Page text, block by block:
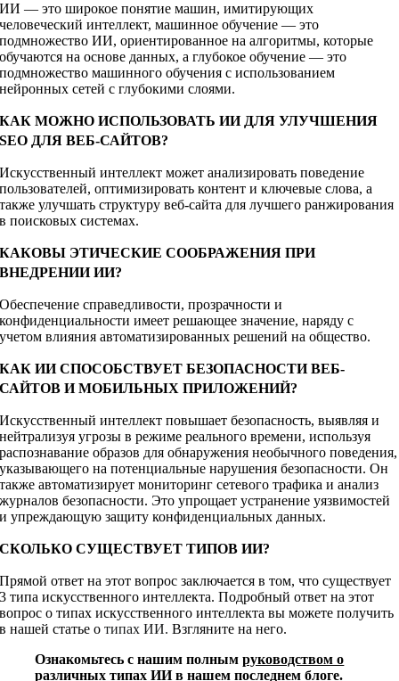
ИИ — это широкое понятие машин, имитирующих
человеческий интеллект, машинное обучение — это
подмножество ИИ, ориентированное на алгоритмы, которые
обучаются на основе данных, а глубокое обучение — это
подмножество машинного обучения с использованием
нейронных сетей с глубокими слоями.
КАК МОЖНО ИСПОЛЬЗОВАТЬ ИИ ДЛЯ УЛУЧШЕНИЯ
SEO ДЛЯ ВЕБ-САЙТОВ?
Искусственный интеллект может анализировать поведение
пользователей, оптимизировать контент и ключевые слова, а
также улучшать структуру веб-сайта для лучшего ранжирования
в поисковых системах.
КАКОВЫ ЭТИЧЕСКИЕ СООБРАЖЕНИЯ ПРИ
ВНЕДРЕНИИ ИИ?
Обеспечение справедливости, прозрачности и
конфиденциальности имеет решающее значение, наряду с
учетом влияния автоматизированных решений на общество.
КАК ИИ СПОСОБСТВУЕТ БЕЗОПАСНОСТИ ВЕБ-
САЙТОВ И МОБИЛЬНЫХ ПРИЛОЖЕНИЙ?
Искусственный интеллект повышает безопасность, выявляя и
нейтрализуя угрозы в режиме реального времени, используя
распознавание образов для обнаружения необычного поведения,
указывающего на потенциальные нарушения безопасности. Он
также автоматизирует мониторинг сетевого трафика и анализ
журналов безопасности. Это упрощает устранение уязвимостей
и упреждающую защиту конфиденциальных данных.
СКОЛЬКО СУЩЕСТВУЕТ ТИПОВ ИИ?
Прямой ответ на этот вопрос заключается в том, что существует
3 типа искусственного интеллекта. Подробный ответ на этот
вопрос о типах искусственного интеллекта вы можете получить
в нашей статье отипах ИИ. Взгляните на него.
Ознакомьтесь с нашим полнымруководством о
различных типах ИИ в нашем последнем блоге.